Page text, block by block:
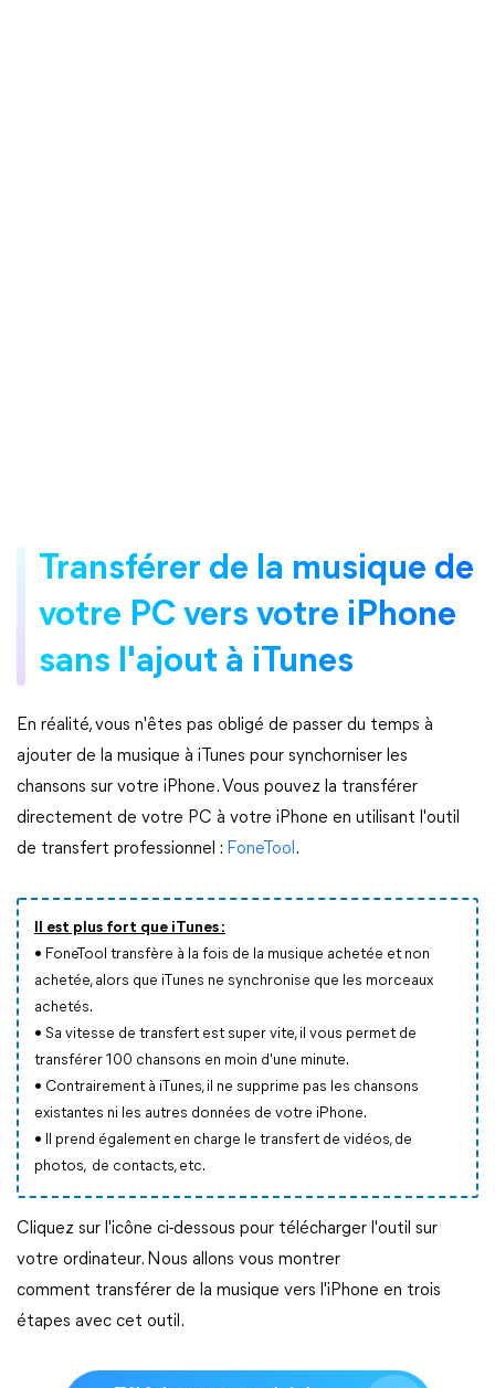
Transférer de la musique de
votre PC vers votre iPhone
sans l'ajout à iTunes
En réalité, vous n'êtes pas obligé de passer du temps à
ajouter de la musique à iTunes pour synchorniser les
chansons sur votre iPhone. Vous pouvez la transférer
directement de votre PC à votre iPhone en utilisant l'outil
de transfert professionnel : FoneTool .
Il est plus fort que iTunes :
• FoneTool transfère à la fois de la musique achetée et non
achetée, alors que iTunes ne synchronise que les morceaux
achetés.
• Sa vitesse de transfert est super vite, il vous permet de
transférer 100 chansons en moin d'une minute.
• Contrairement à iTunes, il ne supprime pas les chansons
existantes ni les autres données de votre iPhone.
• Il prend également en charge le transfert de vidéos, de
photos, de contacts, etc.
Cliquez sur l'icône ci-dessous pour télécharger l'outil sur
votre ordinateur. Nous allons vous montrer
comment transférer de la musique vers l'iPhone en trois
étapes avec cet outil.